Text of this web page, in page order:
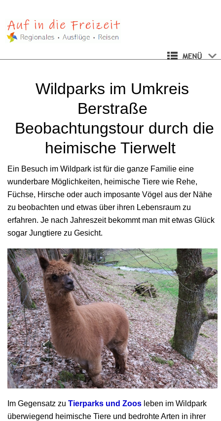
Wildparks im Umkreis
Berstraße
Beobachtungstour durch die
heimische Tierwelt
Ein Besuch im Wildpark ist für die ganze Familie eine
wunderbare Möglichkeiten, heimische Tiere wie Rehe,
Füchse, Hirsche oder auch imposante Vögel aus der Nähe
zu beobachten und etwas über ihren Lebensraum zu
erfahren. Je nach Jahreszeit bekommt man mit etwas Glück
sogar Jungtiere zu Gesicht.
Im Gegensatz zu Tierparks und Zoos leben im Wildpark
überwiegend heimische Tiere und bedrohte Arten in ihrer